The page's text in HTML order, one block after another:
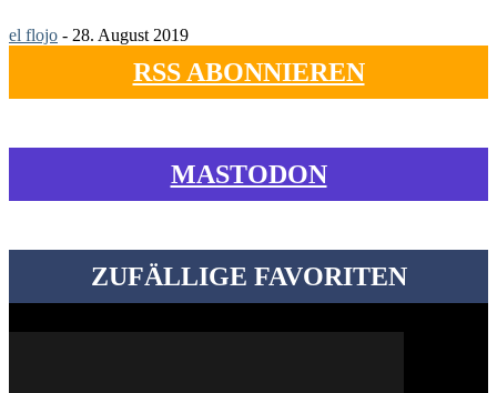
el flojo - 28. August 2019
RSS ABONNIEREN
MASTODON
ZUFÄLLIGE FAVORITEN